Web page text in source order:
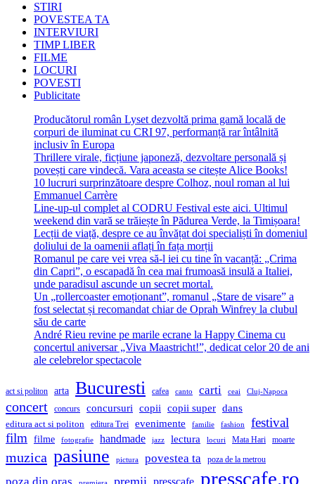
STIRI
POVESTEA TA
INTERVIURI
TIMP LIBER
FILME
LOCURI
POVESTI
Publicitate
Producătorul român Lyset dezvoltă prima gamă locală de
corpuri de iluminat cu CRI 97, performanță rar întâlnită
inclusiv în Europa
Thrillere virale, ficțiune japoneză, dezvoltare personală și
povești care vindecă. Vara aceasta se citește Alice Books!
10 lucruri surprinzătoare despre Colhoz, noul roman al lui
Emmanuel Carrère
Line-up-ul complet al CODRU Festival este aici. Ultimul
weekend din vară se trăiește în Pădurea Verde, la Timișoara!
Lecții de viață, despre ce au învățat doi specialiști în domeniul
doliului de la oamenii aflați în fața morții
Romanul pe care vei vrea să-l iei cu tine în vacanță: „Crima
din Capri”, o escapadă în cea mai frumoasă insulă a Italiei,
unde paradisul ascunde un secret mortal.
Un „rollercoaster emoționant”, romanul „Stare de visare” a
fost selectat și recomandat chiar de Oprah Winfrey la clubul
său de carte
André Rieu revine pe marile ecrane la Happy Cinema cu
concertul aniversar „Viva Maastricht!”, dedicat celor 20 de ani
ale celebrelor spectacole
act si politon arta Bucuresti cafea canto carti ceai Cluj-Napoca
concert concurs concursuri copii copii super dans
editura act si politon editura Trei evenimente familie fashion
festival
film filme fotografie handmade jazz lectura locuri Mata Hari moarte
muzica pasiune pictura povestea ta poza de la metrou
presscafe.ro